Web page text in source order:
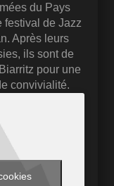
du Pays
festival de Jazz
Après leurs
ils sont de
pour une
convivialité.